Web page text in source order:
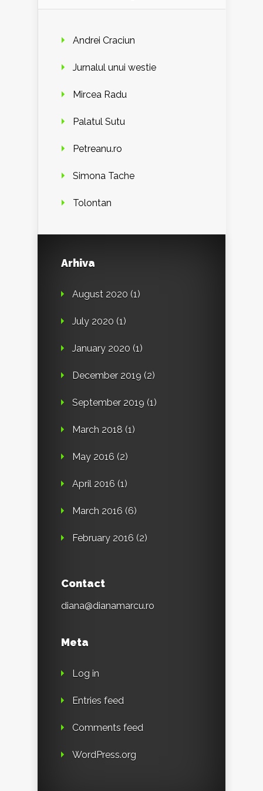
Andrei Craciun
Jurnalul unui westie
Mircea Radu
Palatul Sutu
Petreanu.ro
Simona Tache
Tolontan
Arhiva
August 2020 (1)
July 2020 (1)
January 2020 (1)
December 2019 (2)
September 2019 (1)
March 2018 (1)
May 2016 (2)
April 2016 (1)
March 2016 (6)
February 2016 (2)
Contact
diana@dianamarcu.ro
Meta
Log in
Entries feed
Comments feed
WordPress.org